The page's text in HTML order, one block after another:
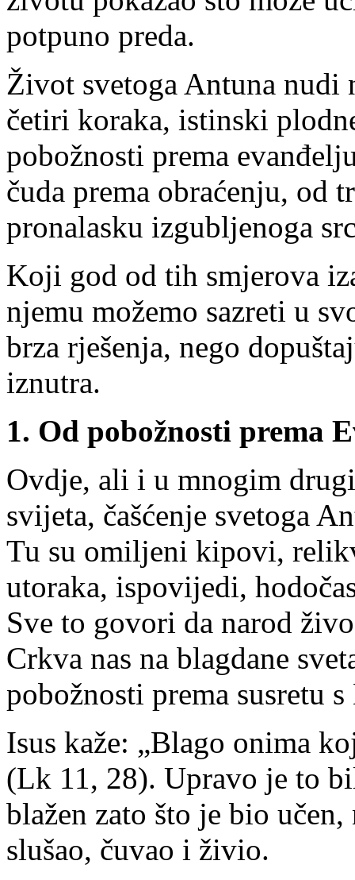
potpuno preda.
Život svetoga Antuna nudi
četiri koraka, istinski
pobožnosti prema
čuda prema obraćenju, od
pronalasku izgubljenoga
Koji god od tih smjerova
njemu možemo sazreti u
brza rješenja, nego
iznutra.
1. Od pobožnosti prema
Ovdje, ali i u mnogim
svijeta, čašćenje svetoga
Tu su omiljeni kipovi,
utoraka, ispovijedi,
Sve to govori da narod
Crkva nas na blagdane
pobožnosti prema susretu
Isus kaže: „Blago onima
(Lk 11, 28). Upravo je to
blažen zato što je bio
slušao, čuvao i živio.